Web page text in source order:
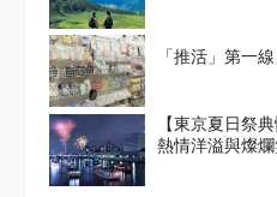
「推活」第一
【東京夏日祭
熱情洋溢與燦爛